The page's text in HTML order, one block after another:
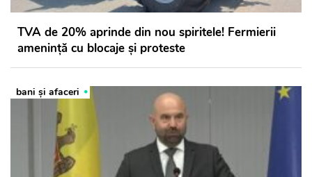
TVA de 20% aprinde din nou spiritele! Fermierii
amenință cu blocaje și proteste
bani și afaceri